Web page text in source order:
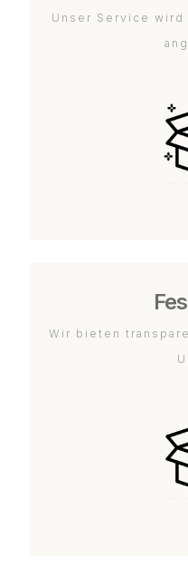
Unser Service
Wir bieten